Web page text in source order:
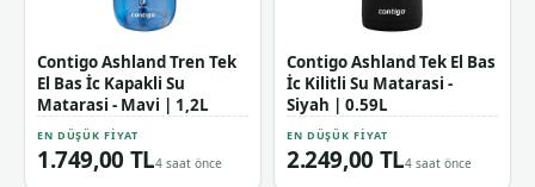
Contigo Ashland Tren Tek
El Bas İc Kapakli Su
Matarasi - Mavi | 1,2L
EN DÜŞÜK FIYAT
1.749,00 TL4 saat önce
Contigo Ashland Tek El Bas
İc Kilitli Su Matarasi -
Siyah | 0.59L
EN DÜŞÜK FIYAT
2.249,00 TL4 saat önce